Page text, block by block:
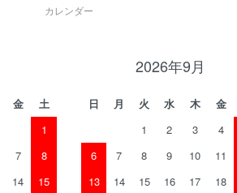
カレンダー
金
土
1
7
8
14
15
2026年9月
日 月 火 水 木 金
1
2 3 4
6
7 8 9 10 11
13
14 15 16 17 18